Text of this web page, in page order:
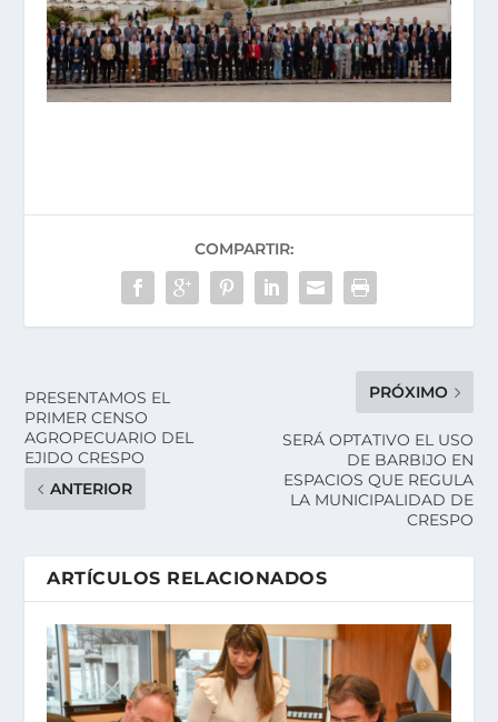
COMPARTIR:
PRESENTAMOS EL
PRIMER CENSO
AGROPECUARIO DEL
EJIDO CRESPO
ANTERIOR
PRÓXIMO
SERÁ OPTATIVO EL USO
DE BARBIJO EN
ESPACIOS QUE REGULA
LA MUNICIPALIDAD DE
CRESPO
ARTÍCULOS RELACIONADOS